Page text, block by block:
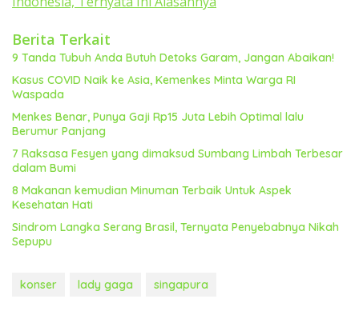
Berita Terkait
9 Tanda Tubuh Anda Butuh Detoks Garam, Jangan Abaikan!
Kasus COVID Naik ke Asia, Kemenkes Minta Warga RI
Waspada
Menkes Benar, Punya Gaji Rp15 Juta Lebih Optimal lalu
Berumur Panjang
7 Raksasa Fesyen yang dimaksud Sumbang Limbah Terbesar
dalam Bumi
8 Makanan kemudian Minuman Terbaik Untuk Aspek
Kesehatan Hati
Sindrom Langka Serang Brasil, Ternyata Penyebabnya Nikah
Sepupu
konser lady gaga singapura